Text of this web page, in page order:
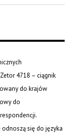
4718 – ciągnik
do krajów
do
się do języka